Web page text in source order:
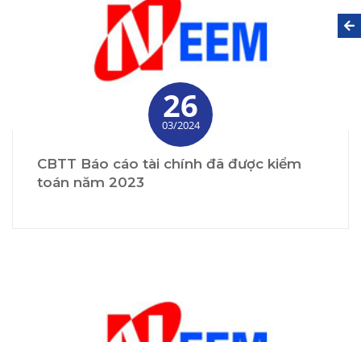
26
03/2024
CBTT Báo cáo tài chính đã được kiểm
toán năm 2023